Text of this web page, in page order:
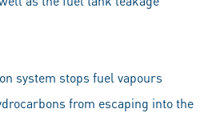
system stops fuel vapours
from escaping into the